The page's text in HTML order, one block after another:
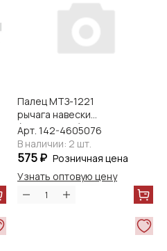
Палец МТЗ-1221
рычага навески
(Master-part)
Арт. 142-4605076
В наличии: 2 шт.
575 ₽ Розничная цена
Узнать оптовую цену